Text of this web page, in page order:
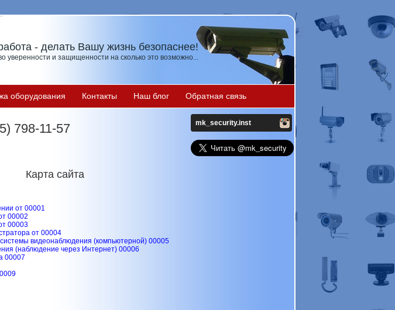
- делать Вашу жизнь безопаснее!
уверенности и защищенности на сколько это возможно...
оборудования Контакты Наш блог Обратная связь
798-11-57
Карта сайта
от 00001
00002
00003
от 00004
видеонаблюдения (компьютерной) 00005
(наблюдение через Интернет) 00006
00007
mk_security.inst